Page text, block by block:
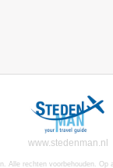
www.stedenman.nl
Alle rechten voorbehouden. Op